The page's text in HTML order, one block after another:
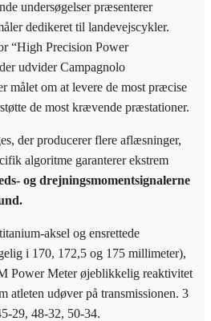
undersøgelser præsenterer
dedikeret til landevejscykler.
“High Precision Power
udvider Campagnolo
målet om at levere de most præcise
de most krævende præstationer.
der producerer flere aflæsninger,
algoritme garanterer ekstrem
og drejningsmomentsignalerne
aksel og ensrettede
i 170, 172,5 og 175 millimeter),
Power Meter øjeblikkelig reaktivitet
atleten udøver på transmissionen. 3
29, 48-32, 50-34.